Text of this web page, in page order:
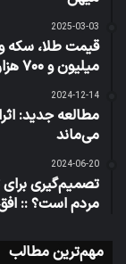
2025-03-03
میلیون و ۷۰۰ هزار تومان
2024-12-14
مطالعه جدید:
می‌ماند
2024-06-20
تصمیم‌گیری برای
مردم است؟ ::
مهم‌ترین مطالب